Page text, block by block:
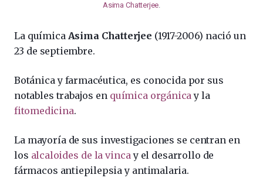
Asima Chatterjee.
La química Asima Chatterjee (1917-2006) nació un
23 de septiembre.
Botánica y farmacéutica, es conocida por sus
notables trabajos en química orgánicay la
fitomedicina.
La mayoría de sus investigaciones se centran en
los alcaloides de la vincay el desarrollo de
fármacos antiepilepsia y antimalaria.